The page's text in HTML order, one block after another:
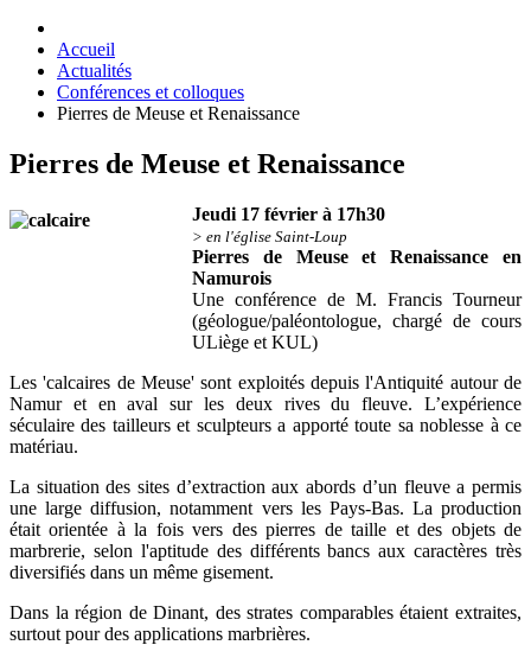
Accueil
Actualités
Conférences et colloques
Pierres de Meuse et Renaissance
Pierres de Meuse et Renaissance
Jeudi 17 février à 17h30
> en l'église Saint-Loup
Pierres de Meuse et Renaissance en
Namurois
Une conférence de M. Francis Tourneur
(géologue/paléontologue, chargé de cours
ULiège et KUL)
Les 'calcaires de Meuse' sont exploités depuis l'Antiquité autour de
Namur et en aval sur les deux rives du fleuve. L’expérience
séculaire des tailleurs et sculpteurs a apporté toute sa noblesse à ce
matériau.
La situation des sites d’extraction aux abords d’un fleuve a permis
une large diffusion, notamment vers les Pays-Bas. La production
était orientée à la fois vers des pierres de taille et des objets de
marbrerie, selon l'aptitude des différents bancs aux caractères très
diversifiés dans un même gisement.
Dans la région de Dinant, des strates comparables étaient extraites,
surtout pour des applications marbrières.